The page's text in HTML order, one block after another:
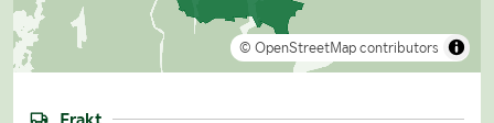
© OpenStreetMap contributors